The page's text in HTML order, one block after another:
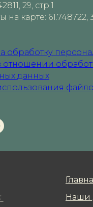
29, стр.1
на карте: 61.748722,
обработку
отношении
данных
Наши